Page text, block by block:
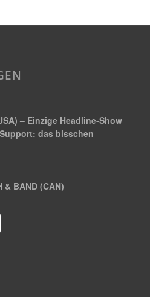
– Einzige Headline-Show
das bisschen
& BAND (CAN)